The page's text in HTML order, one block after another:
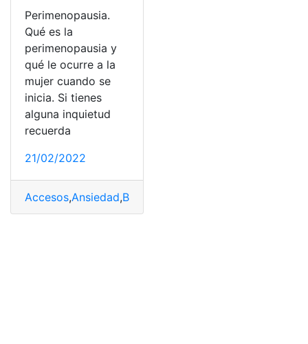
Perimenopausia.
Qué es la
perimenopausia y
qué le ocurre a la
mujer cuando se
inicia. Si tienes
alguna inquietud
recuerda
21/02/2022
Accesos,Ansiedad,Beneficios